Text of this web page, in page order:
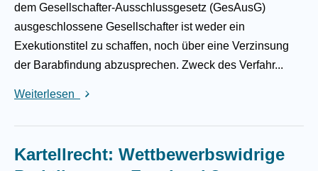
dem Gesellschafter-Ausschlussgesetz (GesAusG)
ausgeschlossene Gesellschafter ist weder ein
Exekutionstitel zu schaffen, noch über eine Verzinsung
der Barabfindung abzusprechen. Zweck des Verfahr...
Weiterlesen
Kartellrecht: Wettbewerbswidrige